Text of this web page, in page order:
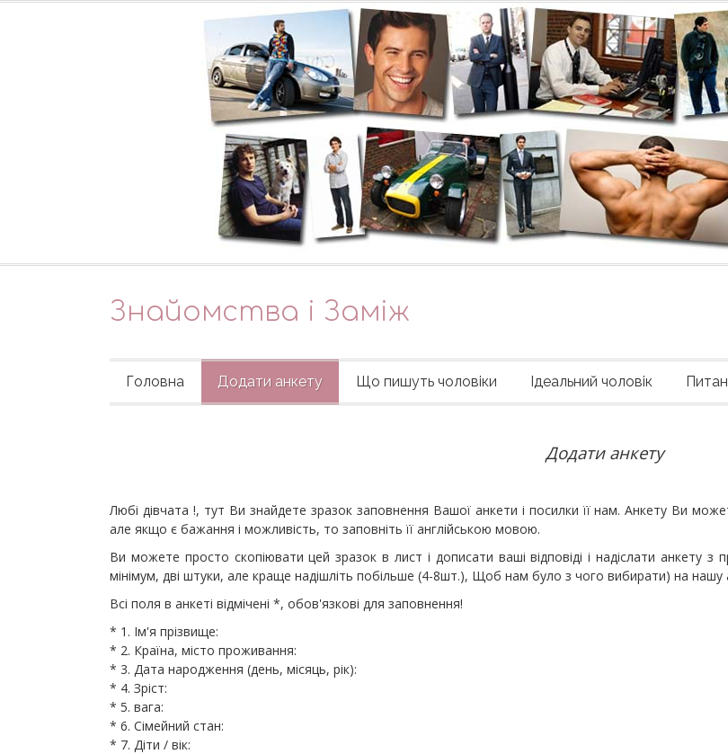
Знайомства і Заміж
Головна Додати анкету Що пишуть чоловіки Ідеальний чоловік
Додати анкету
Любі дівчата !, тут Ви знайдете зразок заповнення Вашої анкети і посилки її нам. Анкету Ви
але якщо є бажання і можливість, то заповніть її англійською мовою.
Ви можете просто скопіювати цей зразок в лист і дописати ваші відповіді і надіслати анкету
мінімум, дві штуки, але краще надішліть побільше (4-8шт.), Щоб нам було з чого вибирати) на нашу
Всі поля в анкеті відмічені *, обов'язкові для заповнення!
* 1. Ім'я прізвище:
* 2. Країна, місто проживання:
* 3. Дата народження (день, місяць, рік):
* 4. Зріст:
* 5. вага:
* 6. Сімейний стан:
* 7. Діти / вік: